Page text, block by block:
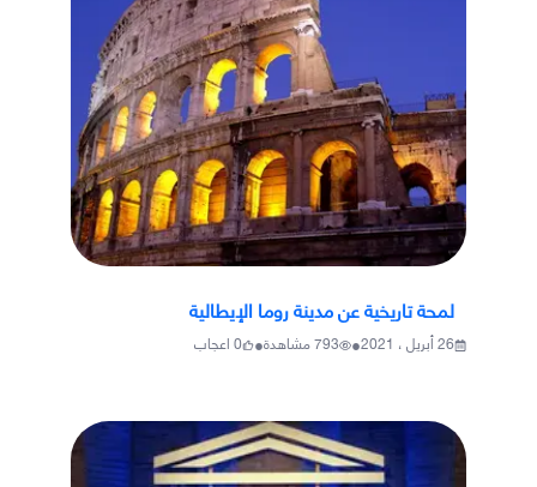
لمحة تاريخية عن مدينة روما الإيطالية
26 أبريل ، 2021 •
793مشاهدة•
0اعجاب